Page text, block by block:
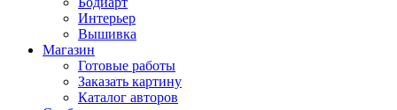
Интерьер
Вышивка
Магазин
Готовые работы
Заказать картину
Каталог авторов